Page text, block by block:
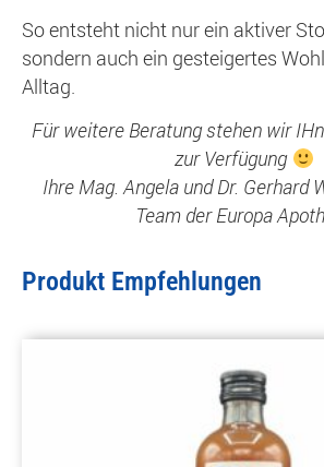
So entsteht nicht nur ein aktiver
sondern auch ein gesteigertes
Alltag.
Für weitere Beratung stehen wir
zur Verfügung
Ihre Mag. Angela und Dr. Gerhard
Team der Europa
Produkt Empfehlungen